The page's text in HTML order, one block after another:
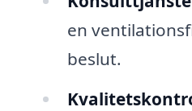
en
beslut.